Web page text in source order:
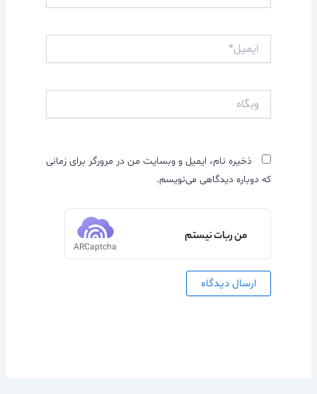
ذخیره نام، ایمیل و وبسایت من در مرورگر برای زمانی
که دوباره دیدگاهی می‌نویسم.
من ربات نیستم
ARCaptcha